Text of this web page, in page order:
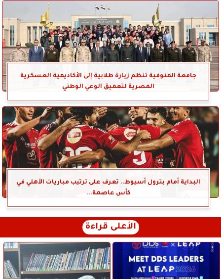
جامعة المنوفية تنظم زيارة طلابية إلى الأكاديمية العسكرية
المصرية لتعميق الوعي الوطني
البداية أمام بترول أسيوط.. تعرف على ترتيب مباريات الأهلي في
كأس عاصمة...
الأعلى قراءة